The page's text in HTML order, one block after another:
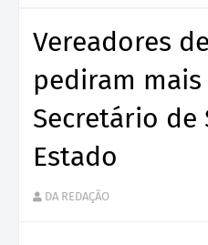
Vereadores
pediram
Secretário de
Estado
DA REDAÇÃO